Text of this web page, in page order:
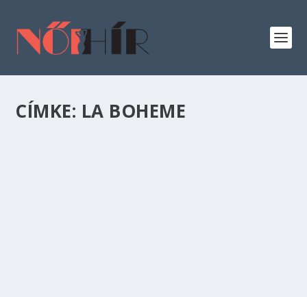
CÍMKE: LA BOHEME